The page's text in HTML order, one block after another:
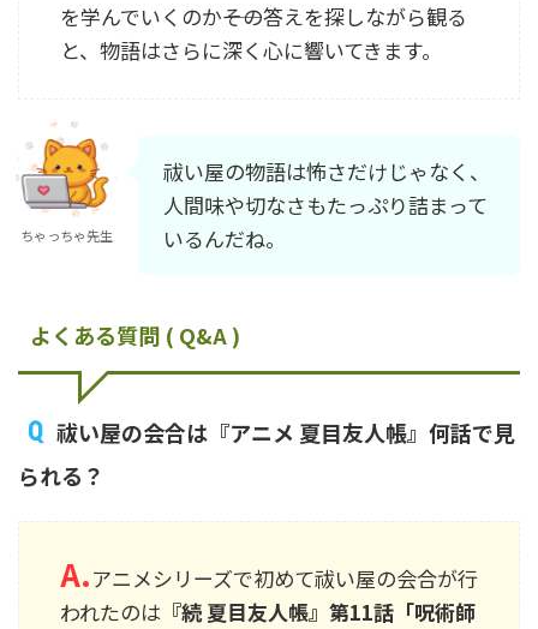
を学んでいくのか――その答えを探しながら観る
と、物語はさらに深く心に響いてきます。
ちゃっちゃ先生
祓い屋の物語は怖さだけじゃなく、
人間味や切なさもたっぷり詰まって
いるんだね。
よくある質問 ( Q&A )
祓い屋の会合は『アニメ 夏目友人帳』何話で見
られる？
A.アニメシリーズで初めて祓い屋の会合が行
われたのは 『続 夏目友人帳』第11話「呪術師